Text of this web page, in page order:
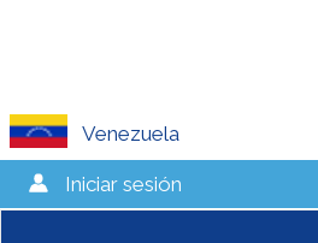
Venezuela
Iniciar sesión